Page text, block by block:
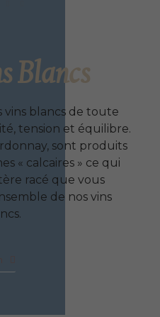
Blancs
vins blancs de toute
tension et équilibre.
sont produits
« calcaires » ce qui
racé que vous
de nos vins